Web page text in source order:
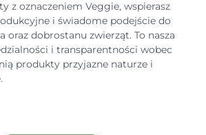
z oznaczeniem Veggie, wspierasz
i świadome podejście do
oraz dobrostanu zwierząt. To nasza
i transparentności wobec
produkty przyjazne naturze i